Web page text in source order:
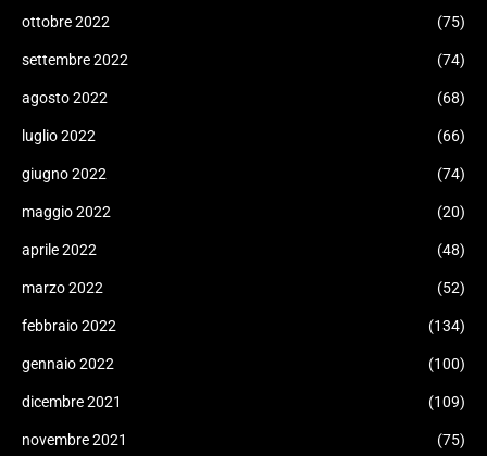
ottobre 2022 (75)
settembre 2022 (74)
agosto 2022 (68)
luglio 2022 (66)
giugno 2022 (74)
maggio 2022 (20)
aprile 2022 (48)
marzo 2022 (52)
febbraio 2022 (134)
gennaio 2022 (100)
dicembre 2021 (109)
novembre 2021 (75)